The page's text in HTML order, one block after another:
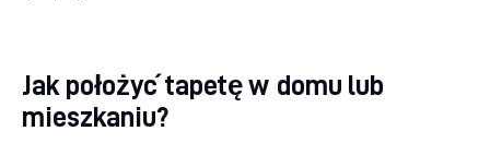
Jak położyć tapetę w domu lub
mieszkaniu?